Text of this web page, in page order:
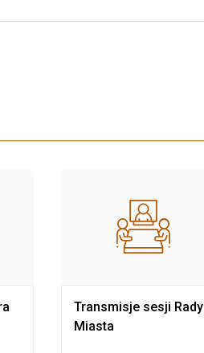
Transmisje sesji Rady
Miasta